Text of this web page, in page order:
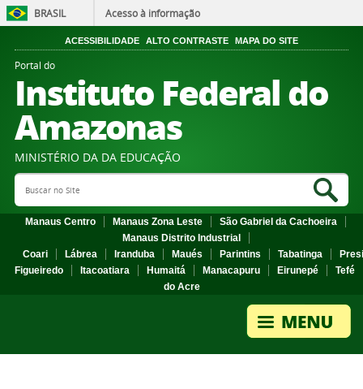
BRASIL Acesso à informação
ACESSIBILIDADE ALTO CONTRASTE MAPA DO SITE
Portal do
Instituto Federal do
Amazonas
MINISTÉRIO DA DA EDUCAÇÃO
Search Site
Manaus Centro Manaus Zona Leste
São Gabriel da Cachoeira
Manaus Distrito Industrial
Coari
Lábrea Iranduba Maués Parintins Tabatinga
Figueiredo
Itacoatiara Humaitá Manacapuru Eirunepé
Tefé
do Acre